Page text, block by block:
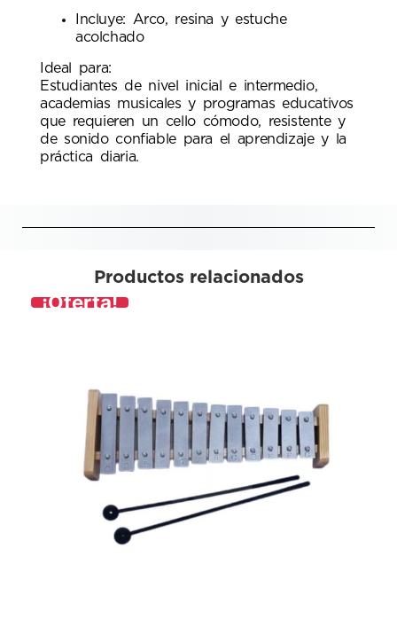
Incluye: Arco, resina y estuche
acolchado
Ideal para:
Estudiantes de nivel inicial e intermedio,
academias musicales y programas educativos
que requieren un cello cómodo, resistente y
de sonido confiable para el aprendizaje y la
práctica diaria.
Productos relacionados
¡Oferta!